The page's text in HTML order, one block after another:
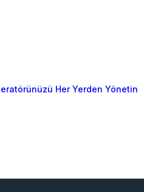
Her Yerden Yönetin